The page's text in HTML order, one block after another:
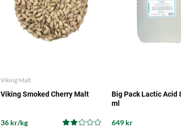
Viking Malt
Viking Smoked Cherry Malt
36 kr/kg
Big Pack Lactic Acid
ml
649 kr